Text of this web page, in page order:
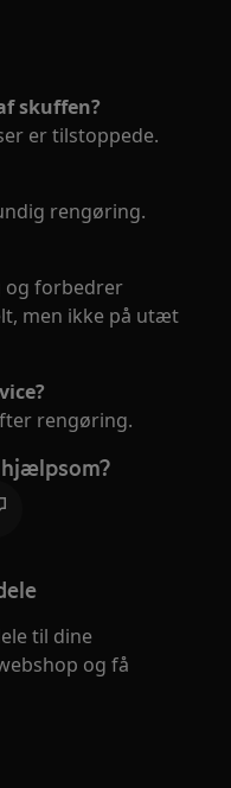
skuffen?
er tilstoppede.
rengøring.
og forbedrer
men ikke på utæt
rengøring.
til dine
og få